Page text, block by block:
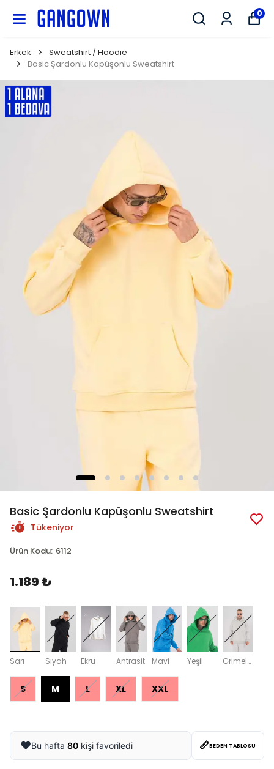
0
Erkek
Sweatshirt / Hoodie
Basic Şardonlu Kapüşonlu Sweatshirt
Basic Şardonlu Kapüşonlu Sweatshirt
Tükeniyor
Ürün Kodu: 6112
1.189 ₺
Sarı Siyah Ekru Antrasit Mavi Yeşil Grimelanj
S M L XL XXL
❤️Bu hafta 80 kişi favoriledi 📏BEDEN TABLOSU